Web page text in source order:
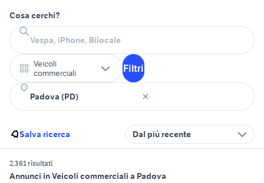
Cosa cerchi?
Veicoli
commerciali
Filtri
Salva ricerca Dal più recente
2.361 risultati
Annunci in Veicoli commerciali a Padova